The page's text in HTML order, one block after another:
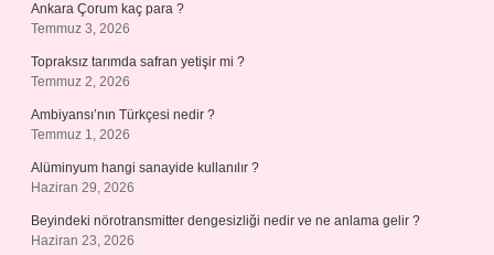
Ankara Çorum kaç para ?
Temmuz 3, 2026
Topraksız tarımda safran yetişir mi ?
Temmuz 2, 2026
Ambiyansı’nın Türkçesi nedir ?
Temmuz 1, 2026
Alüminyum hangi sanayide kullanılır ?
Haziran 29, 2026
Beyindeki nörotransmitter dengesizliği nedir ve ne anlama gelir ?
Haziran 23, 2026